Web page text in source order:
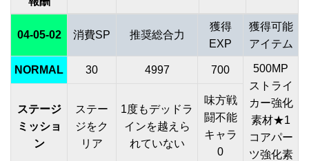
04-05-02 消費SP 推奨総合力
獲得
EXP
獲得可能
アイテム
NORMAL 30 4997 700
500MP
ストライ
カー強化
素材★1
コアパー
ツ強化素
ステージ
ミッショ
ン
ステー
ジをク
リア
1度もデッドラ
インを越えら
れていない
味方戦
闘不能
キャラ
0